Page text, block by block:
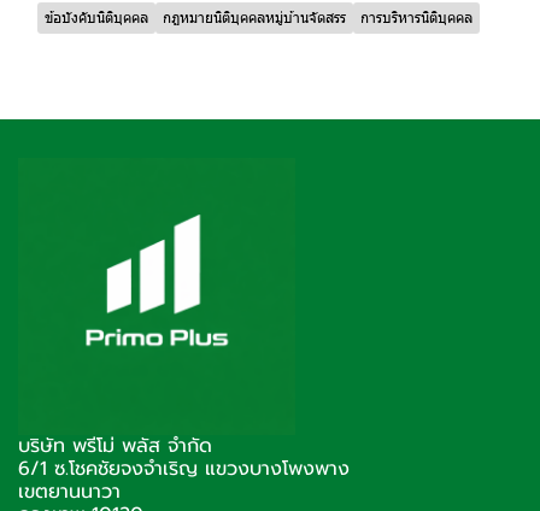
ข้อบังคับนิติบุคคล กฎหมายนิติบุคคลหมู่บ้านจัดสรร การบริหารนิติบุคคล
บริษัท พรีโม่ พลัส จำกัด
6/1 ซ.โชคชัยจงจำเริญ แขวงบางโพงพาง
เขตยานนาวา